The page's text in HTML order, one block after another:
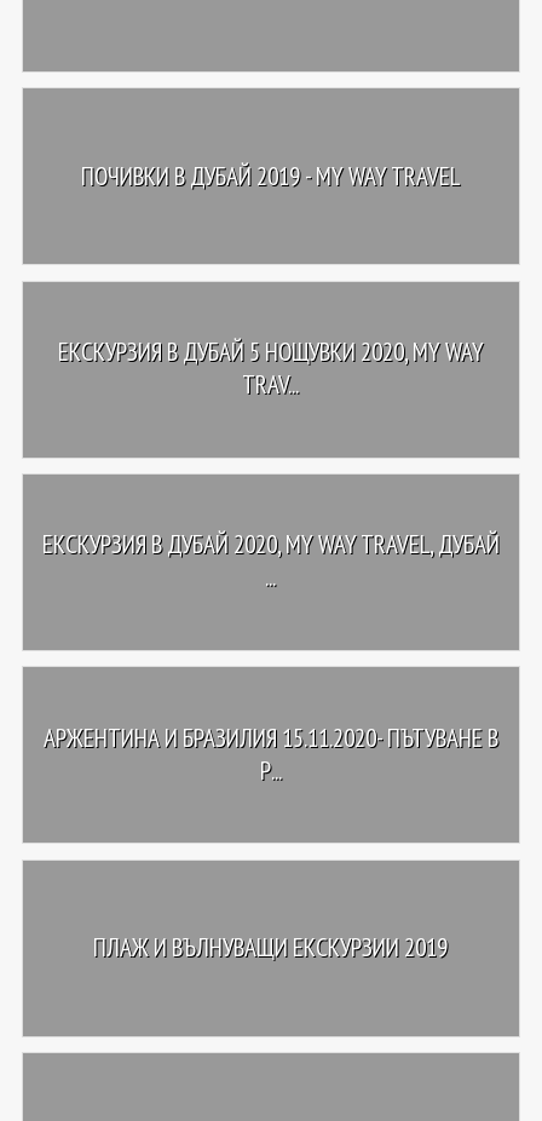
ПОЧИВКИ В ДУБАЙ 2019 - MY WAY TRAVEL
ЕКСКУРЗИЯ В ДУБАЙ 5 НОЩУВКИ 2020, MY WAY
TRAV...
ЕКСКУРЗИЯ В ДУБАЙ 2020, MY WAY TRAVEL, ДУБАЙ
...
АРЖЕНТИНА И БРАЗИЛИЯ 15.11.2020- ПЪТУВАНЕ В
Р...
ПЛАЖ И ВЪЛНУВАЩИ ЕКСКУРЗИИ 2019